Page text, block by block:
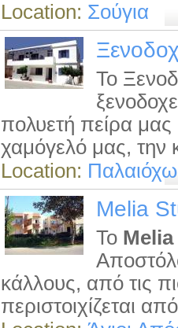
Location: Σούγια
Το
πολυετή πείρα μας
χαμόγελό μας, την
Location:
Melia
Το
κάλλους, από τις
περιστοιχίζεται